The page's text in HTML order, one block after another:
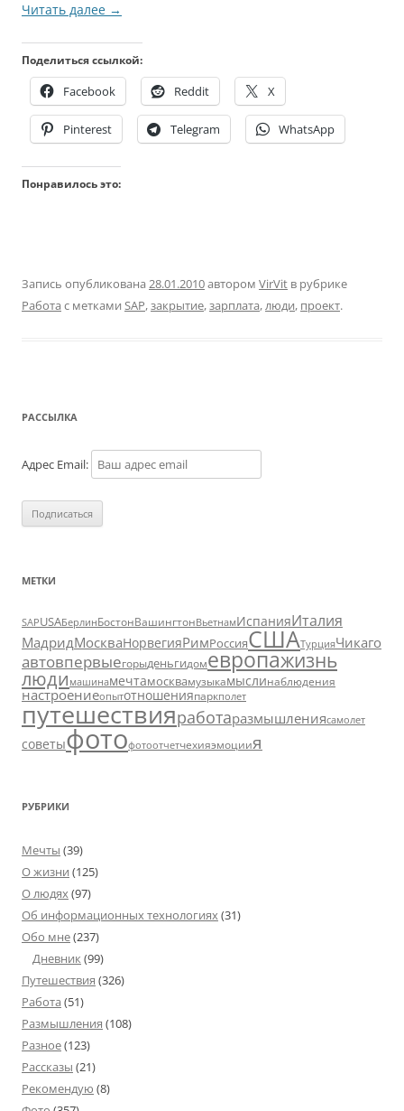
Читать далее →
Поделиться ссылкой:
Facebook Reddit X
Pinterest Telegram WhatsApp
Понравилось это:
Запись опубликована 28.01.2010автором VirVit в рубрике
Работа с метками SAP,закрытие,зарплата,люди, проект.
РАССЫЛКА
Адрес Email:
МЕТКИ
SAPUSAБерлинБостонВашингтонВьетнамИспанияИталия
МадридМоскваНорвегияРимРоссияСШАТурцияЧикаго
автовпервыегорыденьгидомевропажизнь
люди машинамечтамосквамузыкамыслинаблюдения
настроениеопытотношенияпаркполет
путешествияработаразмышлениясамолет
советыфотофотоотчетчехияэмоциия
РУБРИКИ
Мечты (39)
О жизни (125)
О людях(97)
Об информационных технологиях(31)
Обо мне(237)
Дневник(99)
Путешествия (326)
Работа (51)
Размышления (108)
Разное(123)
Рассказы (21)
Рекомендую (8)